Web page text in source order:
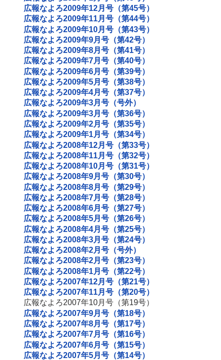
広報なよろ2009年12月号（第45号）
広報なよろ2009年11月号（第44号）
広報なよろ2009年10月号（第43号）
広報なよろ2009年9月号（第42号）
広報なよろ2009年8月号（第41号）
広報なよろ2009年7月号（第40号）
広報なよろ2009年6月号（第39号）
広報なよろ2009年5月号（第38号）
広報なよろ2009年4月号（第37号）
広報なよろ2009年3月号（号外）
広報なよろ2009年3月号（第36号）
広報なよろ2009年2月号（第35号）
広報なよろ2009年1月号（第34号）
広報なよろ2008年12月号（第33号）
広報なよろ2008年11月号（第32号）
広報なよろ2008年10月号（第31号）
広報なよろ2008年9月号（第30号）
広報なよろ2008年8月号（第29号）
広報なよろ2008年7月号（第28号）
広報なよろ2008年6月号（第27号）
広報なよろ2008年5月号（第26号）
広報なよろ2008年4月号（第25号）
広報なよろ2008年3月号（第24号）
広報なよろ2008年2月号（号外）
広報なよろ2008年2月号（第23号）
広報なよろ2008年1月号（第22号）
広報なよろ2007年12月号（第21号）
広報なよろ2007年11月号（第20号）
広報なよろ2007年10月号（第19号）
広報なよろ2007年9月号（第18号）
広報なよろ2007年8月号（第17号）
広報なよろ2007年7月号（第16号）
広報なよろ2007年6月号（第15号）
広報なよろ2007年5月号（第14号）